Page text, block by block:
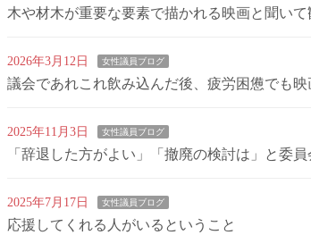
木や材木が重要な要素で描かれる映画と聞い
2026年3月12日 女性議員ブログ
議会であれこれ飲み込んだ後、疲労困憊でも
2025年11月3日 女性議員ブログ
「辞退した方がよい」「撤廃の検討は」と委
2025年7月17日 女性議員ブログ
応援してくれる人がいるということ